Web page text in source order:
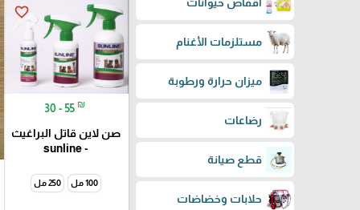
مستلزمات الأغنام
ميزان حرارة ورطوبة
رضاعات
قطع صيانة
حلابات وخضاضات
favorite_border
30 - 55 ₪
صن لاين قاتل البراغيث
- sunline
100 مل 250 مل